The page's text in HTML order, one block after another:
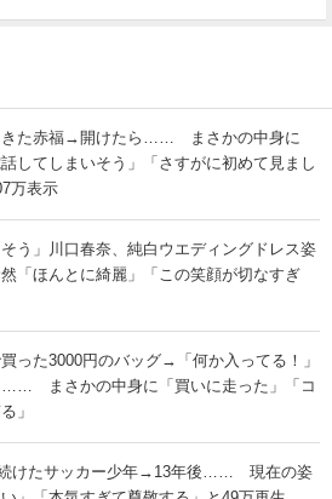
きた赤福→開けたら…… まさかの中身に
話してしまいそう」「さすがに初めて見まし
万表示
そう」川口春奈、純白ウエディングドレス姿
「ほんとに綺麗」「この笑顔が切なすぎ
った3000円のバッグ→「何か入ってる！」
…… まさかの中身に「買いに走った」「コ
」
けたサッカー少年→13年後…… 現在の姿